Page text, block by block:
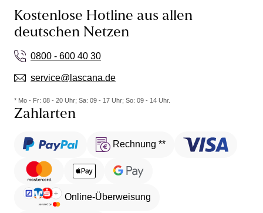
Kostenlose Hotline aus allen
deutschen Netzen
0800 - 600 40 30
service@lascana.de
* Mo - Fr: 08 - 20 Uhr; Sa: 09 - 17 Uhr; So: 09 - 14 Uhr.
Zahlarten
Rechnung **
Online-Überweisung